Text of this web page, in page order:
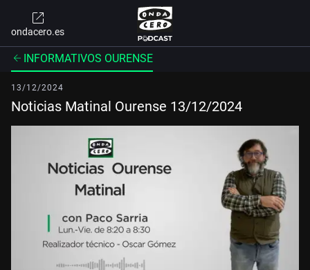
ondacero.es
INFORMATIVOS OURENSE
13/12/2024
Noticias Matinal Ourense 13/12/2024